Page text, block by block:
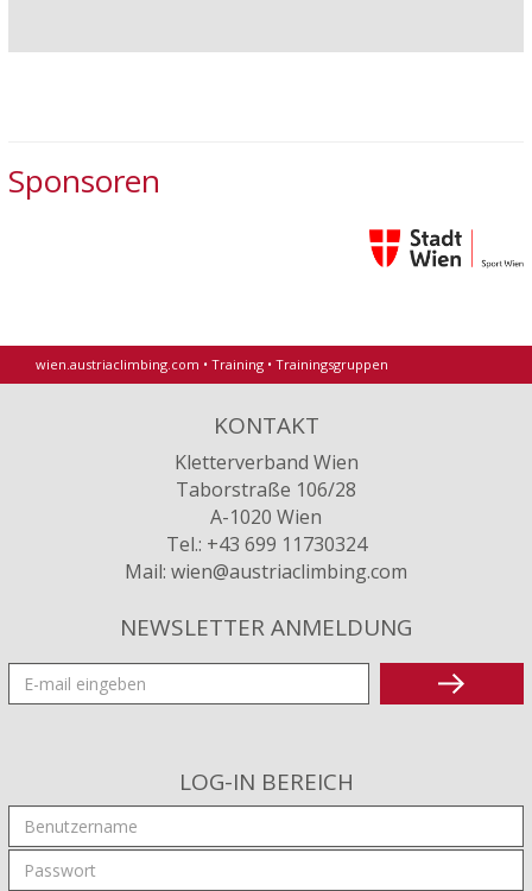
Sponsoren
wien.austriaclimbing.com • Training • Trainingsgruppen
KONTAKT
Kletterverband Wien
Taborstraße 106/28
A-1020 Wien
Tel.: +43 699 11730324
Mail: wien@austriaclimbing.com
NEWSLETTER ANMELDUNG
LOG-IN BEREICH